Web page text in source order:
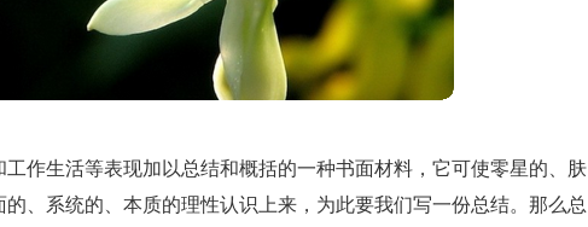
作生活等表现加以总结和概括的一种书面材料，它可使零星的、肤
、系统的、本质的理性认识上来，为此要我们写一份总结。那么总